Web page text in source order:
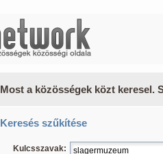
Most a közösségek közt keresel.
Keresés szűkítése
Kulcsszavak: